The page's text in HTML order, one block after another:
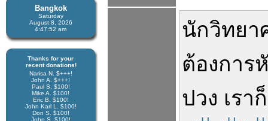
Bangkok
Saturday
August 8, 2026
4:47:53 am
Thanks for your
recent donations!
Narisa N. $+++!
John A. $+++!
Paul S. $100!
Mike A. $100!
Eric B. $100!
John Karl L. $100!
Don S. $100!
John S. $100!
นักวิทยา
ต้องการ
ปวง เราก็